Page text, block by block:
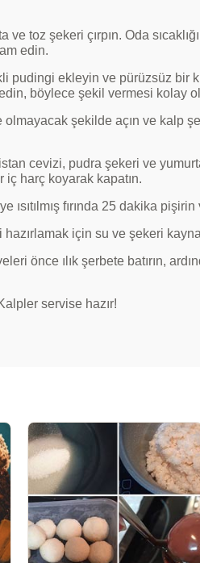
ve toz şekeri çırpın. Oda
edin.
pudingi ekleyin ve pürüzsüz bir
böylece şekil vermesi kolay
olmayacak şekilde açın ve kalp
cevizi, pudra şekeri ve
iç harç koyarak kapatın.
ısıtılmış fırında 25 dakika
hazırlamak için su ve şekeri
önce ılık şerbete batırın,
servise hazır!